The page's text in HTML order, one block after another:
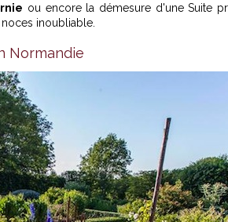
ou encore la démesure d'une Suite
inoubliable.
Normandie